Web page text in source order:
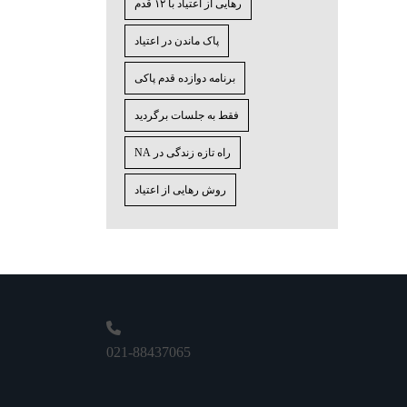
رهایی از اعتیاد با ۱۲ قدم
پاک ماندن در اعتیاد
برنامه دوازده قدم پاکی
فقط به جلسات برگردید
راه تازه زندگی در NA
روش رهایی از اعتیاد
021-88437065